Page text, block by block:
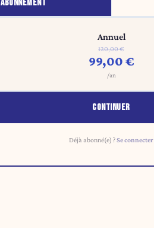
ABONNEMENT
Annuel
120,00 €
99,00 €
/an
CONTINUER
Déjà abonné(e) ?Se connecter